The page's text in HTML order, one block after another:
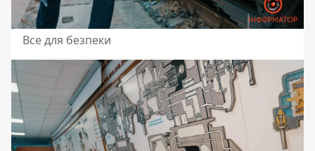
Все для безпеки